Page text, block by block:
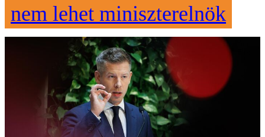
nem lehet miniszterelnök